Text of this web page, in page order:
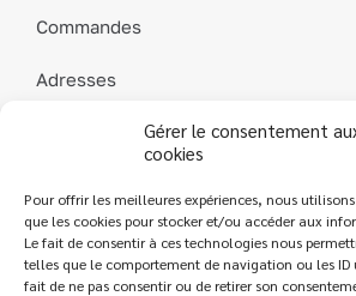
Gérer le consentement
cookies
Pour offrir les meilleures expériences, nous
que les cookies pour stocker et/ou accéder aux
Le fait de consentir à ces technologies nous
telles que le comportement de navigation ou les ID
fait de ne pas consentir ou de retirer son
Commandes
Adresses
Détails du compte
Contact